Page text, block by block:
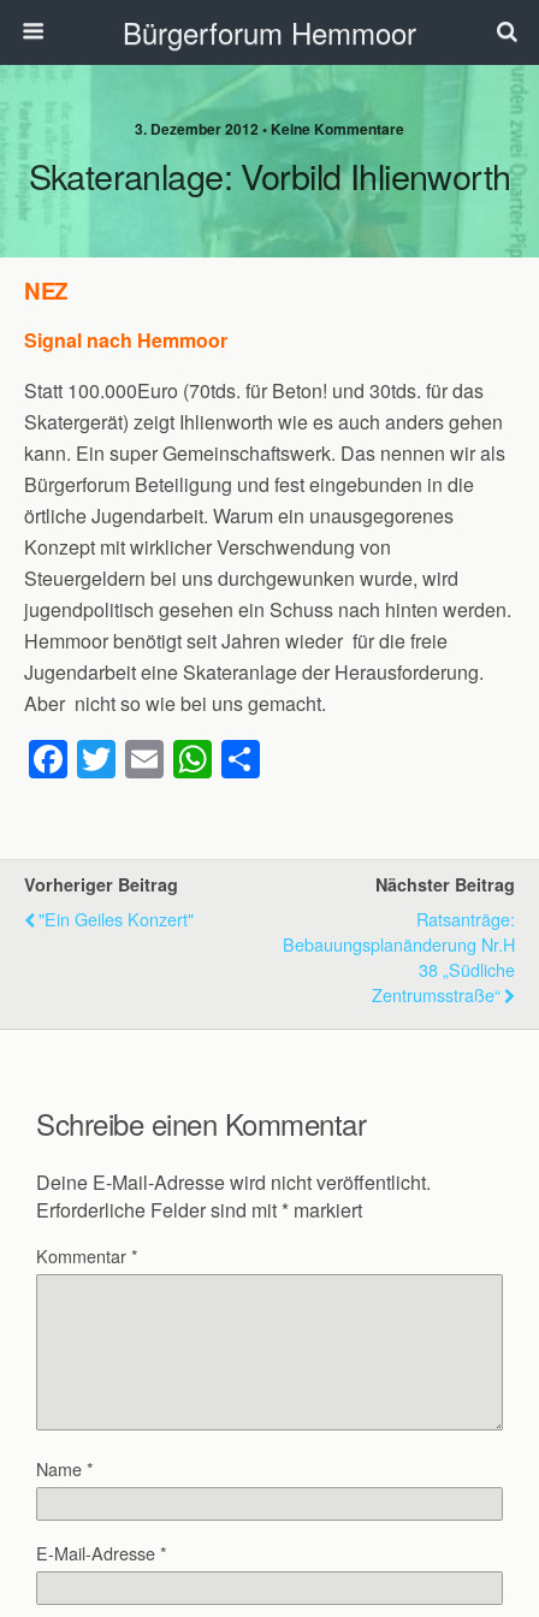
Bürgerforum Hemmoor
3. Dezember 2012 • Keine Kommentare
Skateranlage: Vorbild Ihlienworth
NEZ
Signal nach Hemmoor
Statt 100.000Euro (70tds. für Beton! und 30tds. für das
Skatergerät) zeigt Ihlienworth wie es auch anders gehen
kann. Ein super Gemeinschaftswerk. Das nennen wir als
Bürgerforum Beteiligung und fest eingebunden in die
örtliche Jugendarbeit. Warum ein unausgegorenes
Konzept mit wirklicher Verschwendung von
Steuergeldern bei uns durchgewunken wurde, wird
jugendpolitisch gesehen ein Schuss nach hinten werden.
Hemmoor benötigt seit Jahren wieder für die freie
Jugendarbeit eine Skateranlage der Herausforderung.
Aber nicht so wie bei uns gemacht.
F
a
e
b
k
T
wi
er
E
m
W
h
s n
Vorheriger Beitrag
"Ein Geiles Konzert"
Nächster Beitrag
Ratsanträge:
Bebauungsplanänderung Nr.H
38 „Südliche
Zentrumsstraße“
Schreibe einen Kommentar
Deine E-Mail-Adresse wird nicht veröffentlicht.
Erforderliche Felder sind mit * markiert
Kommentar*
Name*
E-Mail-Adresse*